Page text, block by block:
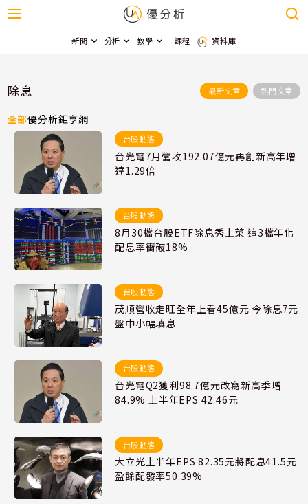
新聞 分析 教學 課程 資料庫
除息 最新文章 熱門文章
全部優分析鉅亨網
台股動態
台光電7月營收192.07億元再創新高年增
達1.29倍
台股動態
8月30檔台股ETF除息秀上菜 這3檔年化
配息率衝破18%
台股動態
茂順營收走旺全年上看45億元 今除息7元
盤中小幅填息
台股動態
台光電Q2獲利98.7億元改寫新高季增
84.9% 上半年EPS 42.46元
台股動態
大立光上半年EPS 82.35元將配息41.5元
盈餘配發率50.39%